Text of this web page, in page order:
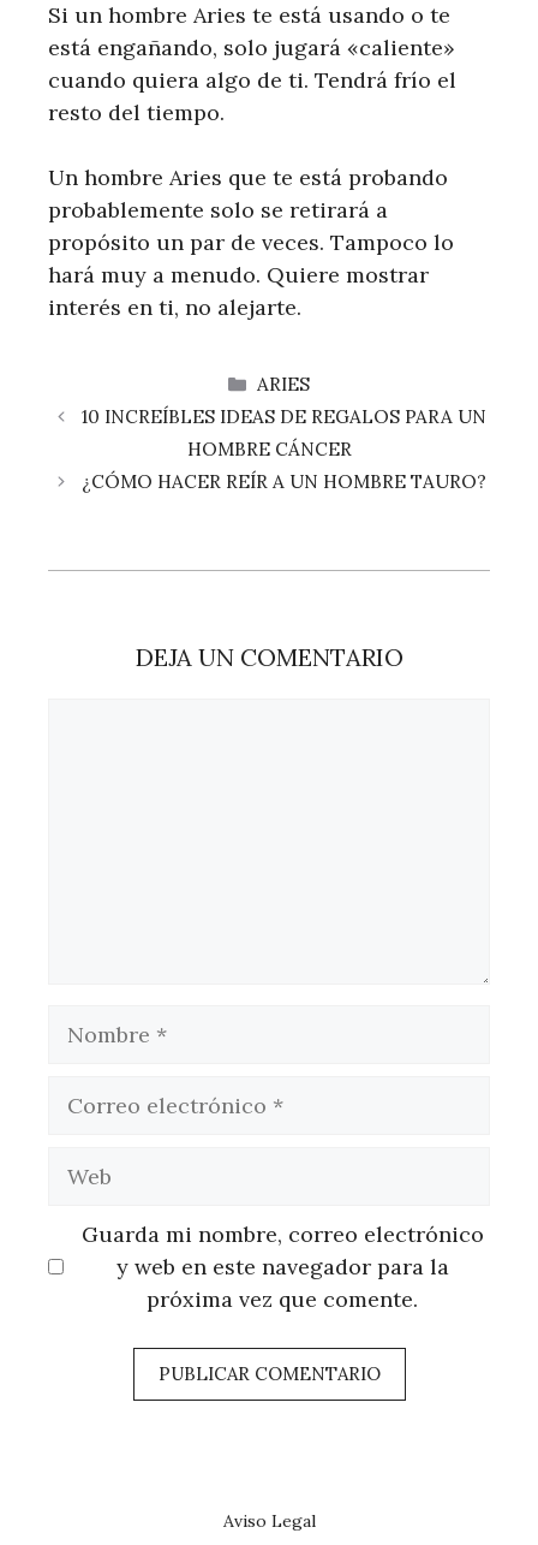
Si un hombre Aries te está usando o te
está engañando, solo jugará «caliente»
cuando quiera algo de ti. Tendrá frío el
resto del tiempo.
Un hombre Aries que te está probando
probablemente solo se retirará a
propósito un par de veces. Tampoco lo
hará muy a menudo. Quiere mostrar
interés en ti, no alejarte.
CATEGORÍAS
ARIES
10 INCREÍBLES IDEAS DE REGALOS PARA UN
HOMBRE CÁNCER
¿CÓMO HACER REÍR A UN HOMBRE TAURO?
DEJA UN COMENTARIO
Guarda mi nombre, correo electrónico
y web en este navegador para la
próxima vez que comente.
Aviso Legal